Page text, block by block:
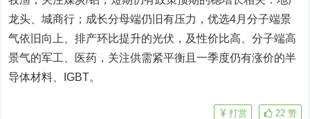
龙头、城商行；成长分母端仍旧有压力，优选4月分子端景
气依旧向上、排产环比提升的光伏，及性价比高、分子端高
景气的军工、医药，关注供需紧平衡且一季度仍有涨价的半
导体材料、IGBT。
22 赞
打赏